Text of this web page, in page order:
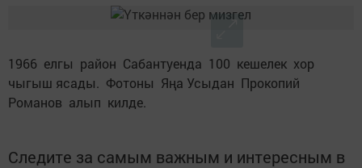
1966 елгы район Сабантуенда 100 кешелек хор
чыгыш ясады. Фотоны Яңа Усыдан Прокопий
Романов алып килде.
Следите за самым важным и интересным в